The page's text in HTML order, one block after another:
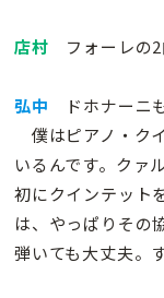
店村 フォーレの2
弘中 ドホナーニ
僕はピアノ・ク
いるんです。クァ
初にクインテット
は、やっぱりその
弾いても大丈夫。